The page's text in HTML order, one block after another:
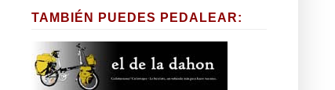
TAMBIÉN PUEDES PEDALEAR: